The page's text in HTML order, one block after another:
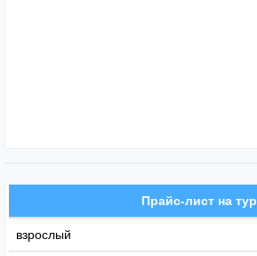
Прайс-лист на тур
взрослый